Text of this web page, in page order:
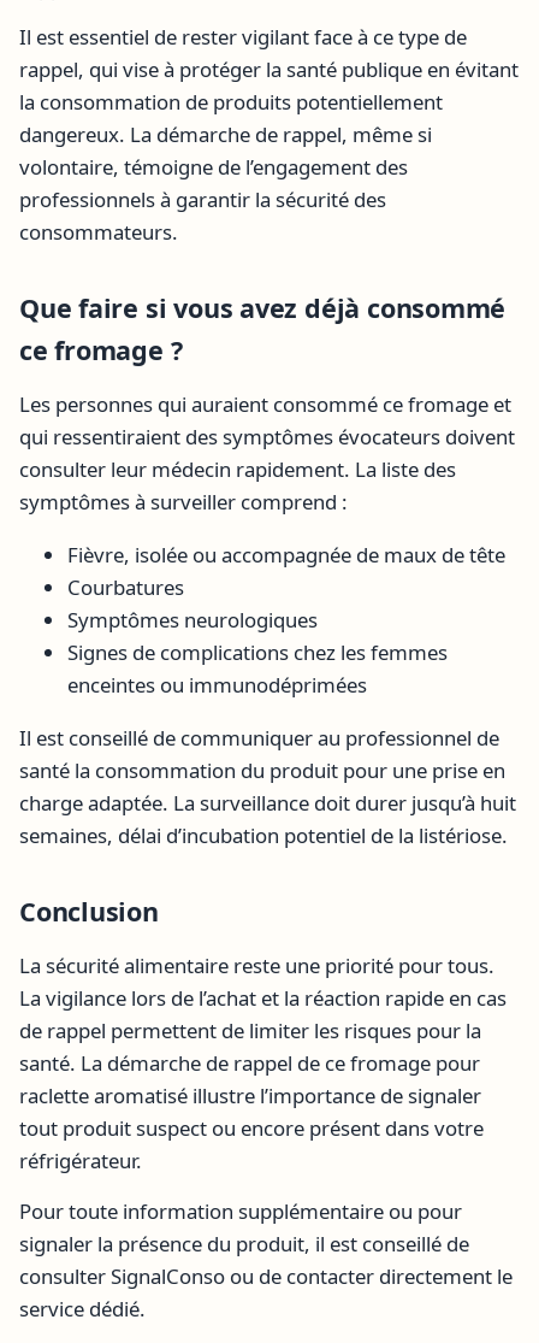
Il est essentiel de rester vigilant face à ce type de
rappel, qui vise à protéger la santé publique en évitant
la consommation de produits potentiellement
dangereux. La démarche de rappel, même si
volontaire, témoigne de l’engagement des
professionnels à garantir la sécurité des
consommateurs.
Que faire si vous avez déjà consommé
ce fromage ?
Les personnes qui auraient consommé ce fromage et
qui ressentiraient des symptômes évocateurs doivent
consulter leur médecin rapidement. La liste des
symptômes à surveiller comprend :
Fièvre, isolée ou accompagnée de maux de tête
Courbatures
Symptômes neurologiques
Signes de complications chez les femmes
enceintes ou immunodéprimées
Il est conseillé de communiquer au professionnel de
santé la consommation du produit pour une prise en
charge adaptée. La surveillance doit durer jusqu’à huit
semaines, délai d’incubation potentiel de la listériose.
Conclusion
La sécurité alimentaire reste une priorité pour tous.
La vigilance lors de l’achat et la réaction rapide en cas
de rappel permettent de limiter les risques pour la
santé. La démarche de rappel de ce fromage pour
raclette aromatisé illustre l’importance de signaler
tout produit suspect ou encore présent dans votre
réfrigérateur.
Pour toute information supplémentaire ou pour
signaler la présence du produit, il est conseillé de
consulter SignalConso ou de contacter directement le
service dédié.